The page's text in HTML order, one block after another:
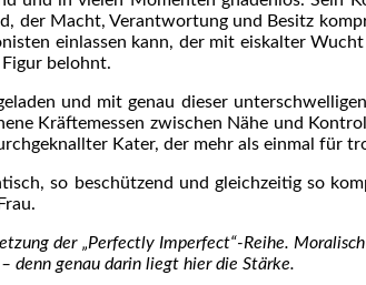
der Macht, Verantwortung und Besitz
einlassen kann, der mit eiskalter
belohnt.
und mit genau dieser
Kräftemessen zwischen Nähe und
Kater, der mehr als einmal für
so beschützend und gleichzeitig so
der „Perfectly Imperfect“-Reihe.
denn genau darin liegt hier die Stärke.